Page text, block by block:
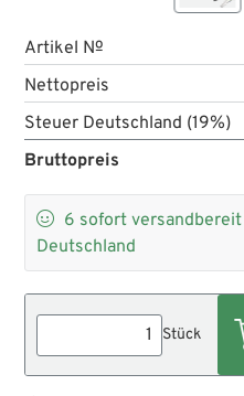
Artikel №
Nettopreis
Steuer Deutschland (19%)
Bruttopreis
 6 sofort
Deutschland
Stück